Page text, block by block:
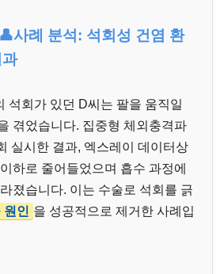
사례 분석: 석회성 건염 환
석회가 있던 D씨는 팔을 움직일
겪었습니다. 집중형 체외충격파
실시한 결과, 엑스레이 데이터상
하로 줄어들었으며 흡수 과정에
졌습니다. 이는 수술로 석회를 긁
원인 을 성공적으로 제거한 사례입